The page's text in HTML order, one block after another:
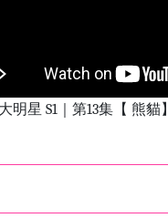
明星 S1｜第13集【 熊貓】